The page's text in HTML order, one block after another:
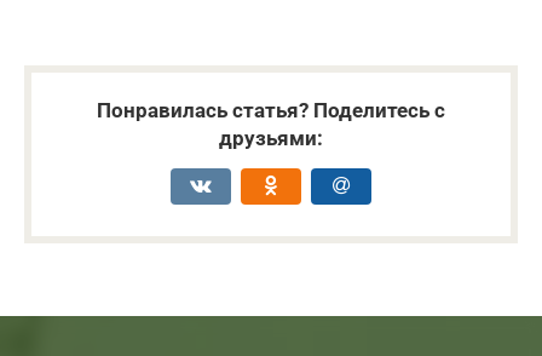
Понравилась статья? Поделитесь с
друзьями: